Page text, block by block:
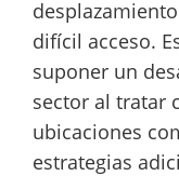
difícil acceso.
suponer un
sector al tratar
ubicaciones
estrategias